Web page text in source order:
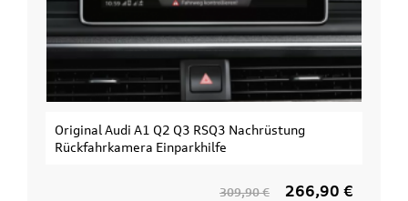
Original Audi A1 Q2 Q3 RSQ3 Nachrüstung
Rückfahrkamera Einparkhilfe
309,90 € 266,90 €